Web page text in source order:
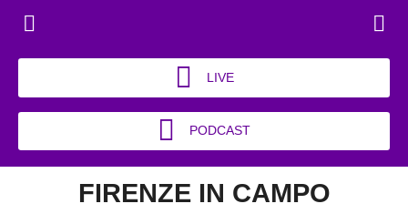
LIVE
PODCAST
FIRENZE IN CAMPO